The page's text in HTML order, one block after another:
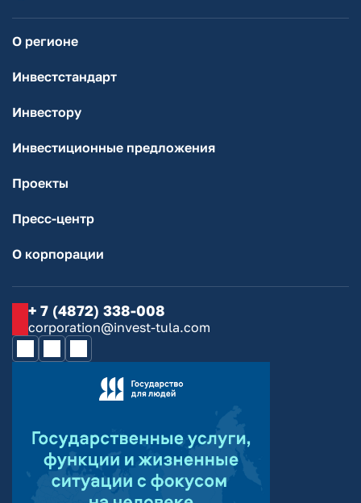
О регионе
Инвестстандарт
Инвестору
Инвестиционные предложения
Проекты
Пресс-центр
О корпорации
+ 7 (4872) 338-008
corporation@invest-tula.com